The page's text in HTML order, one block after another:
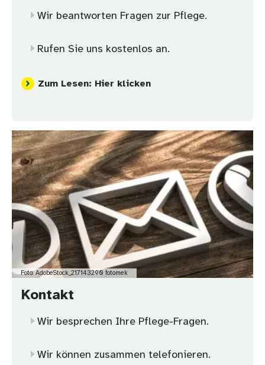
Wir beantworten Fragen zur Pflege.
Rufen Sie uns kostenlos an.
Zum Lesen: Hier klicken
Bild
Foto: AdobeStock_217143290 fotomek
Kontakt
Wir besprechen Ihre Pflege-Fragen.
Wir können zusammen telefonieren.